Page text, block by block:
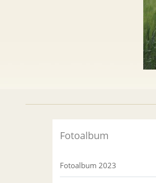
Fotoalbum
Fotoalbum 2023